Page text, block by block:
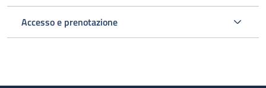
Accesso e prenotazione